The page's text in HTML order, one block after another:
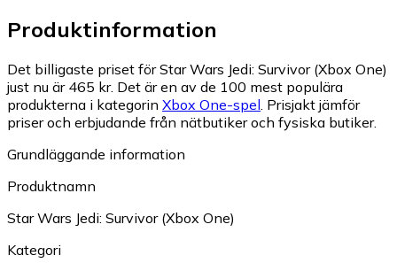
Produktinformation
Det billigaste priset för Star Wars Jedi: Survivor (Xbox One)
just nu är 465 kr. Det är en av de 100 mest populära
produkterna i kategorin Xbox One-spel Prisjakt jämför
priser och erbjudande från nätbutiker och fysiska butiker.
Grundläggande information
Produktnamn
Star Wars Jedi: Survivor (Xbox One)
Kategori